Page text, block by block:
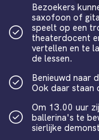
Bezoekers
saxofoon of
speelt op een
theaterdocent
vertellen en te
de lessen.
Benieuwd naar
Ook daar staan
Om 13.00 uur
ballerina's te
sierlijke